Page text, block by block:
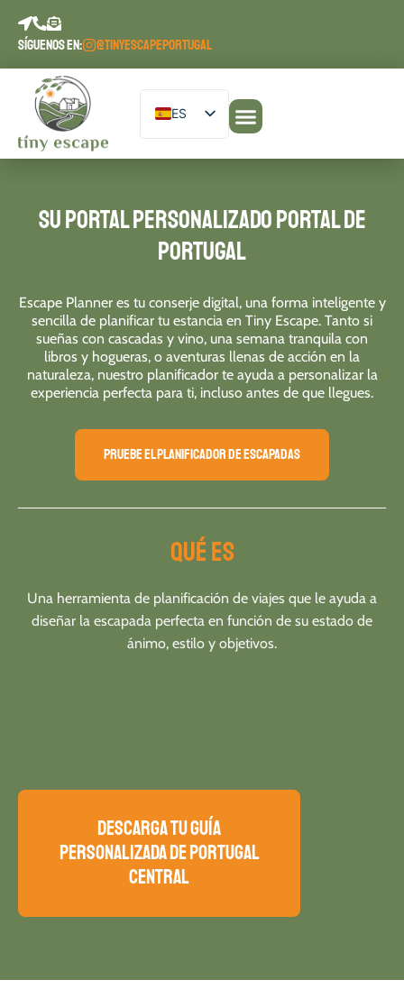
SÍGUENOS EN:
@TINYESCAPEPORTUGAL
ES
EN
FR
Su Portal Personalizado Portal de
Portugal
Escape Planner es tu conserje digital, una forma inteligente y
sencilla de planificar tu estancia en Tiny Escape. Tanto si
sueñas con cascadas y vino, una semana tranquila con
libros y hogueras, o aventuras llenas de acción en la
naturaleza, nuestro planificador te ayuda a personalizar la
experiencia perfecta para ti, incluso antes de que llegues.
Pruebe el planificador de escapadas
Qué es
Una herramienta de planificación de viajes que le ayuda a
diseñar la escapada perfecta en función de su estado de
ánimo, estilo y objetivos.
descarga tu guía
personalizada de Portugal
Central